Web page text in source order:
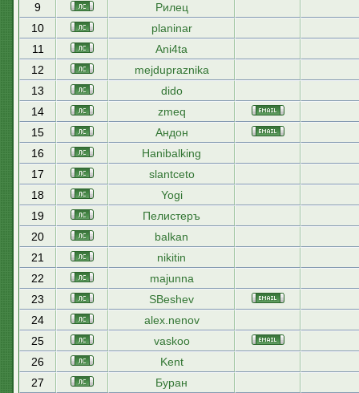
9
Рилец
10
planinar
11
Ani4ta
12
mejdupraznika
13
dido
14
zmeq
15
Андон
16
Hanibalking
17
slantceto
18
Yogi
19
Пелистеръ
20
balkan
21
nikitin
22
majunna
23
SBeshev
24
alex.nenov
25
vaskoo
26
Kent
27
Буран